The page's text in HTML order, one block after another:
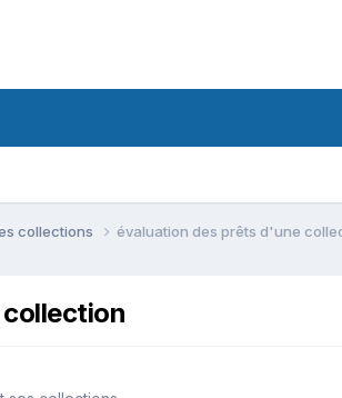
collections évaluation des prêts d'une